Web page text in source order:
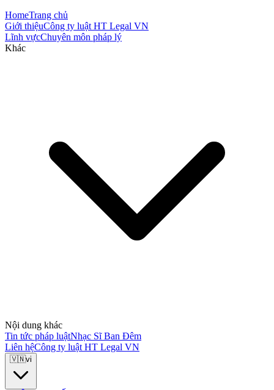
HomeTrang chủ
Giới thiệuCông ty luật HT Legal VN
Lĩnh vựcChuyên môn pháp lý
Khác
Nội dung khác
Tin tức pháp luậtNhạc Sĩ Ban Đêm
Liên hệCông ty luật HT Legal VN
🇻🇳vi